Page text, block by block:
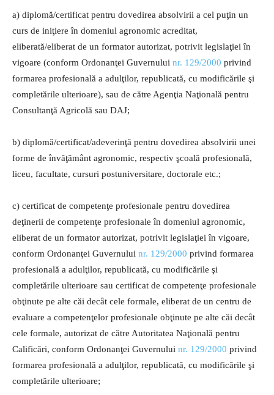
a) diplomă/certificat pentru dovedirea absolvirii a cel puţin un
curs de iniţiere în domeniul agronomic acreditat,
eliberată/eliberat de un formator autorizat, potrivit legislaţiei în
vigoare (conform Ordonanţei Guvernului nr. 129/2000 privind
formarea profesională a adulţilor, republicată, cu modificările şi
completările ulterioare), sau de către Agenţia Naţională pentru
Consultanţă Agricolă sau DAJ;
b) diplomă/certificat/adeverinţă pentru dovedirea absolvirii unei
forme de învăţământ agronomic, respectiv şcoală profesională,
liceu, facultate, cursuri postuniversitare, doctorale etc.;
c) certificat de competenţe profesionale pentru dovedirea
deţinerii de competenţe profesionale în domeniul agronomic,
eliberat de un formator autorizat, potrivit legislaţiei în vigoare,
conform Ordonanţei Guvernului nr. 129/2000 privind formarea
profesională a adulţilor, republicată, cu modificările şi
completările ulterioare sau certificat de competenţe profesionale
obţinute pe alte căi decât cele formale, eliberat de un centru de
evaluare a competenţelor profesionale obţinute pe alte căi decât
cele formale, autorizat de către Autoritatea Naţională pentru
Calificări, conform Ordonanţei Guvernului nr. 129/2000 privind
formarea profesională a adulţilor, republicată, cu modificările şi
completările ulterioare;